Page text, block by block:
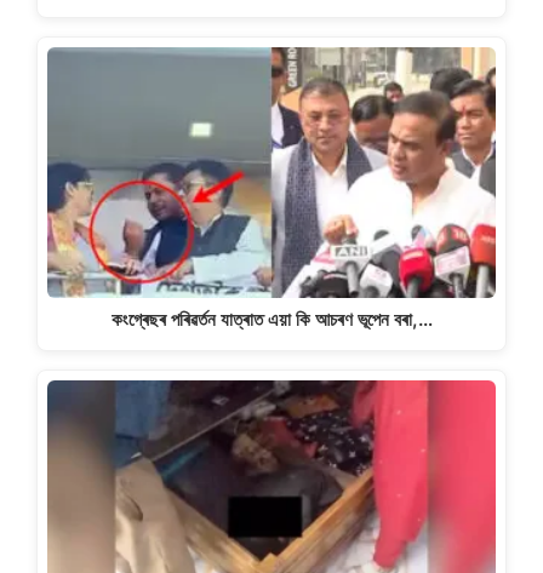
কংগ্ৰেছৰ পৰিৱৰ্তন যাত্ৰাত এয়া কি আচৰণ ভূপেন বৰা,…